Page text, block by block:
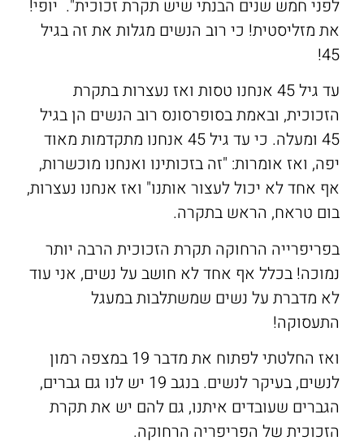
לפני חמש שנים הבנתי שיש תקרת זכוכית". יופי!
את מזליסטית! כי רוב הנשים מגלות את זה בגיל
45!
עד גיל 45 אנחנו טסות ואז נעצרות בתקרת
הזכוכית, ובאמת בסופרסונס רוב הנשים הן בגיל
45 ומעלה. כי עד גיל 45 אנחנו מתקדמות מאוד
יפה, ואז אומרות: "זה בזכותינו ואנחנו מוכשרות,
אף אחד לא יכול לעצור אותנו" ואז אנחנו נעצרות,
בום טראח, הראש בתקרה.
בפריפרייה הרחוקה תקרת הזכוכית הרבה יותר
נמוכה! בכלל אף אחד לא חושב על נשים, אני עוד
לא מדברת על נשים שמשתלבות במעגל
התעסוקה!
ואז החלטתי לפתוח את מדבר 19 במצפה רמון
לנשים, בעיקר לנשים. בנגב 19 יש לנו גם גברים,
הגברים שעובדים איתנו, גם להם יש את תקרת
הזכוכית של הפריפריה הרחוקה.